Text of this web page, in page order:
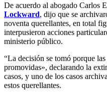
De acuerdo al abogado Carlos
Lockward, dijo que se
noventa querellantes, en total
interpusieron acciones
ministerio público.
“La decisión se tomó porque
promovidas», declarando la
casos, y uno de los casos
estos querellantes.